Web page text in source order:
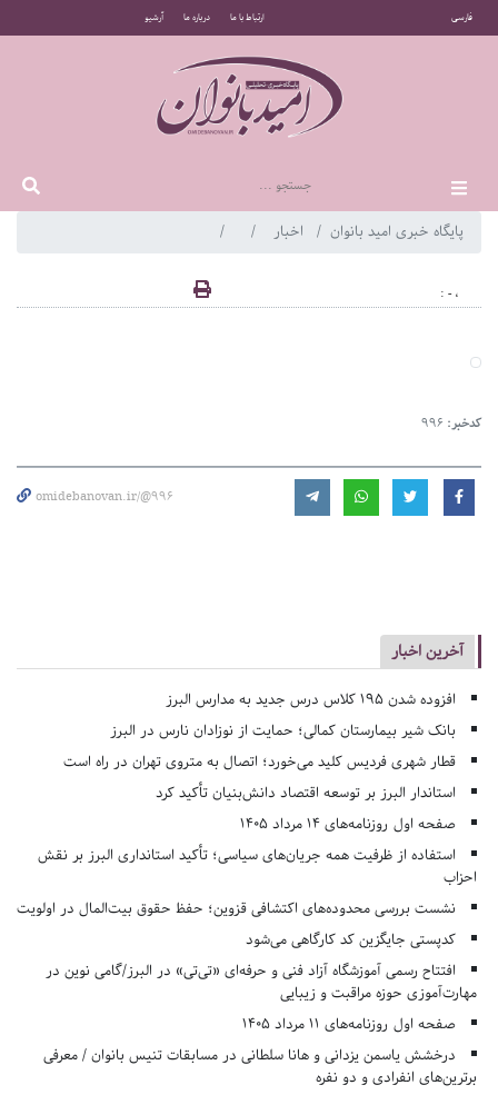
فارسی ارتباط با ما درباره ما آرشیو
پایگاه خبری امید بانوان اخبار
، - :
کدخبر: 996
omidebanovan.ir/@996
آخرین اخبار
افزوده شدن ۱۹۵ کلاس درس جدید به مدارس البرز
بانک شیر بیمارستان کمالی؛ حمایت از نوزادان نارس در البرز
قطار شهری فردیس کلید می‌خورد؛ اتصال به متروی تهران در راه است
استاندار البرز بر توسعه اقتصاد دانش‌بنیان تأکید کرد
صفحه اول روزنامه‌های 14 مرداد 1405
استفاده از ظرفیت همه جریان‌های سیاسی؛ تأکید استانداری البرز بر نقش
احزاب
نشست بررسی محدوده‌های اکتشافی قزوین؛ حفظ حقوق بیت‌المال در اولویت
کدپستی جایگزین کد کارگاهی می‌شود
افتتاح رسمی آموزشگاه آزاد فنی و حرفه‌ای «تی‌تی» در البرز/گامی نوین در
مهارت‌آموزی حوزه مراقبت و زیبایی
صفحه اول روزنامه‌های 11 مرداد 1405
درخشش یاسمن یزدانی و هانا سلطانی در مسابقات تنیس بانوان / معرفی
برترین‌های انفرادی و دو نفره